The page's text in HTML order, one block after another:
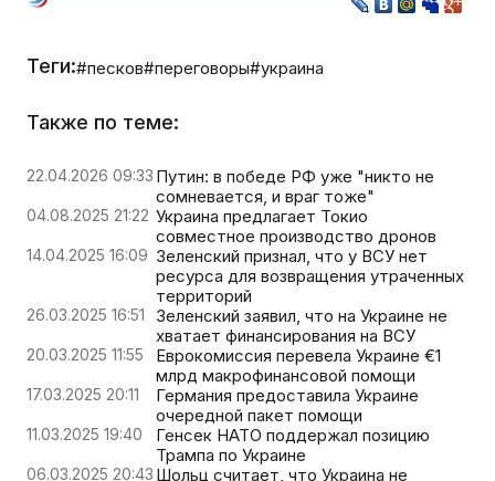
Теги:#песков#переговоры#украина
Также по теме:
22.04.2026 09:33 Путин: в победе РФ уже "никто не
сомневается, и враг тоже"
04.08.2025 21:22 Украина предлагает Токио
совместное производство дронов
14.04.2025 16:09 Зеленский признал, что у ВСУ нет
ресурса для возвращения утраченных
территорий
26.03.2025 16:51
Зеленский заявил, что на Украине не
хватает финансирования на ВСУ
20.03.2025 11:55
Еврокомиссия перевела Украине €1
млрд макрофинансовой помощи
17.03.2025 20:11
Германия предоставила Украине
очередной пакет помощи
11.03.2025 19:40
Генсек НАТО поддержал позицию
Трампа по Украине
06.03.2025 20:43 Шольц считает, что Украина не